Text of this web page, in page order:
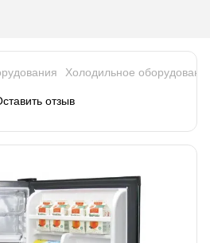
Холодильное
отзыв